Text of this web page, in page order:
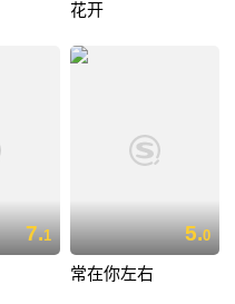
花开
7.1 5.0
常在你左右